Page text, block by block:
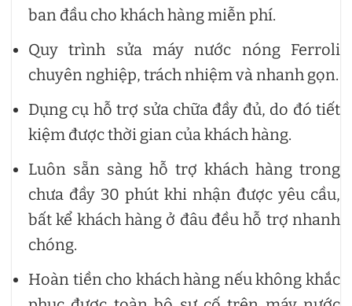
ban đầu cho khách hàng miễn phí.
Quy trình sửa máy nước nóng Ferroli
chuyên nghiệp, trách nhiệm và nhanh gọn.
Dụng cụ hỗ trợ sửa chữa đầy đủ, do đó tiết
kiệm được thời gian của khách hàng.
Luôn sẵn sàng hỗ trợ khách hàng trong
chưa đầy 30 phút khi nhận được yêu cầu,
bất kể khách hàng ở đâu đều hỗ trợ nhanh
chóng.
Hoàn tiền cho khách hàng nếu không khắc